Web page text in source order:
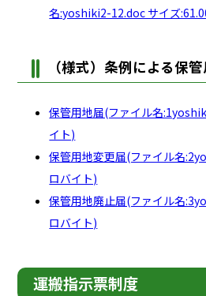
名:yoshiki2-12.doc サイズ
（様式）条例による保
保管用地届(ファイル名
イト)
保管用地変更届(ファイル名
ロバイト)
保管用地廃止届(ファイル名
ロバイト)
運搬指示票制度